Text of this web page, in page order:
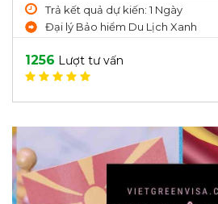
Trả kết quả dự kiến: 1 Ngày
Đại lý Bảo hiểm Du Lịch Xanh
1256 Lượt tư vấn